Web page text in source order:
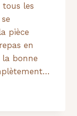
les
pièce
en
bonne